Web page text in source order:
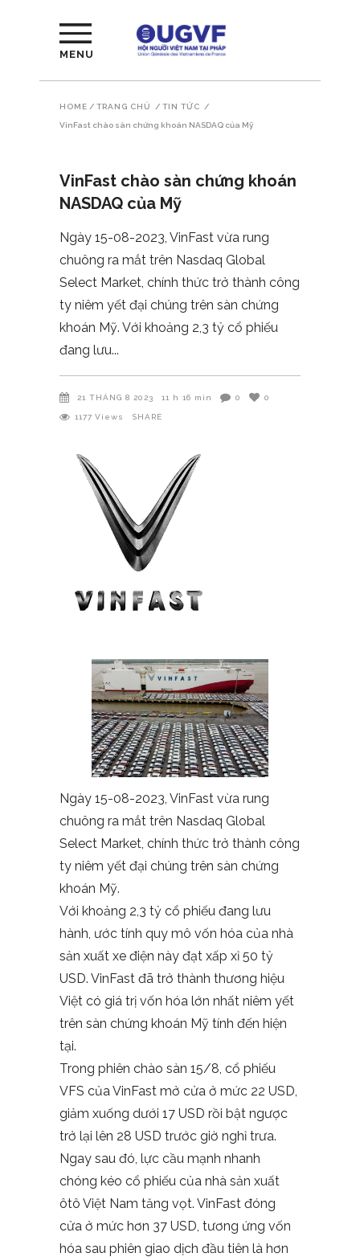
MENU
HOME / TRANG CHỦ / TIN TỨC /
VinFast chào sàn chứng khoán NASDAQ của Mỹ
VinFast chào sàn chứng khoán
NASDAQ của Mỹ
Ngày 15-08-2023, VinFast vừa rung
chuông ra mắt trên Nasdaq Global
Select Market, chính thức trở thành công
ty niêm yết đại chúng trên sàn chứng
khoán Mỹ. Với khoảng 2,3 tỷ cổ phiếu
đang lưu
21 THÁNG 8 2023 11 h 16 min 0 0
1177 Views SHARE
Ngày 15-08-2023, VinFast vừa rung
chuông ra mắt trên Nasdaq Global
Select Market, chính thức trở thành công
ty niêm yết đại chúng trên sàn chứng
khoán Mỹ.
Với khoảng 2,3 tỷ cổ phiếu đang lưu
hành, ước tính quy mô vốn hóa của nhà
sản xuất xe điện này đạt xấp xỉ 50 tỷ
USD. VinFast đã trở thành thương hiệu
Việt có giá trị vốn hóa lớn nhất niêm yết
trên sàn chứng khoán Mỹ tính đến hiện
tại.
Trong phiên chào sàn 15/8, cổ phiếu
VFS của VinFast mở cửa ở mức 22 USD,
giảm xuống dưới 17 USD rồi bật ngược
trở lại lên 28 USD trước giờ nghỉ trưa.
Ngay sau đó, lực cầu mạnh nhanh
chóng kéo cổ phiếu của nhà sản xuất
ôtô Việt Nam tăng vọt. VinFast đóng
cửa ở mức hơn 37 USD, tương ứng vốn
hóa sau phiên giao dịch đầu tiên là hơn